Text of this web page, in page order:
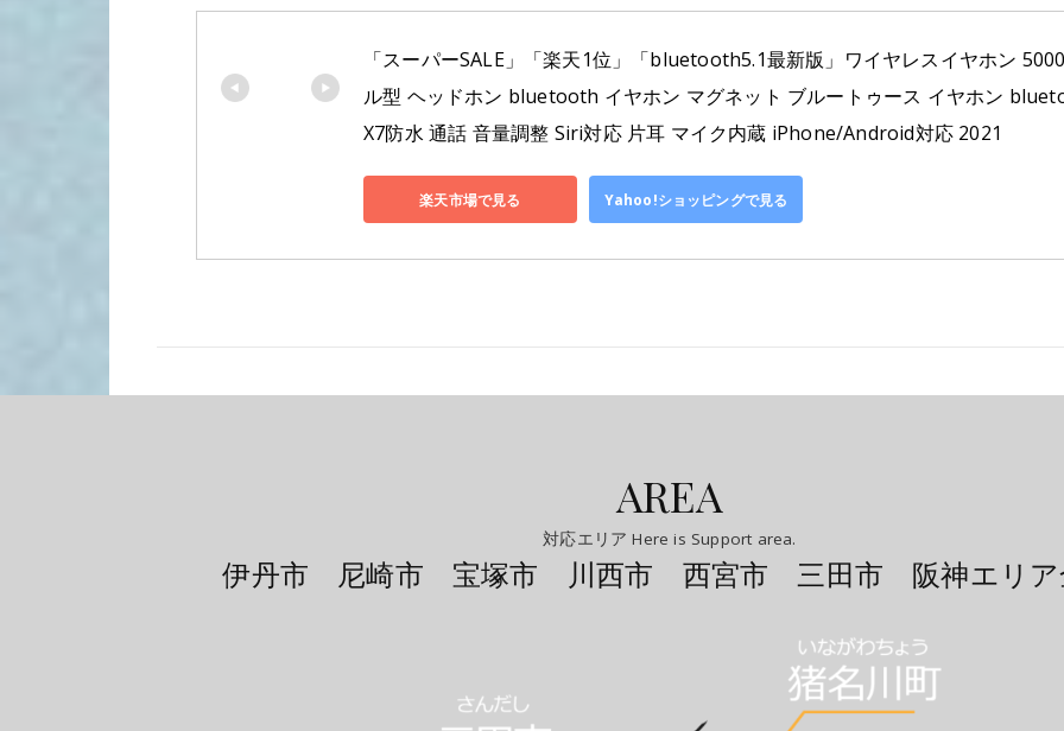
「スーパーSALE」「楽天1位」「bluetooth5.1最新版」ワイヤレスイヤホン
ル型 ヘッドホン bluetooth イヤホン マグネット ブルートゥース イヤホン
X7防水 通話 音量調整 Siri対応 片耳 マイク内蔵 iPhone/Android対応 2021
楽天市場で見る Yahoo!ショッピングで見る
AREA
対応エリア Here is Support area.
伊丹市 尼崎市 宝塚市 川西市 西宮市 三田市 阪神エリア